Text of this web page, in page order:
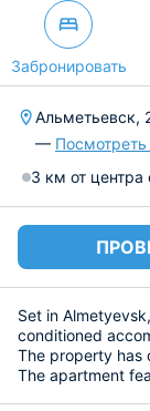
Забронировать
Альметьевск,
— Посмотреть
3 км от центра
Set in
conditioned
The property has
The apartment